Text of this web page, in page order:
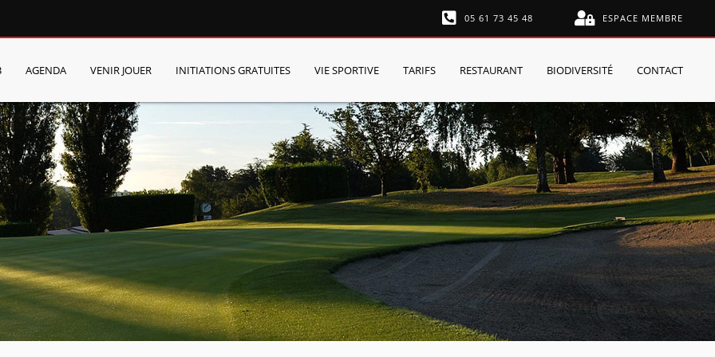
05 61 73 45 48 ESPACE MEMBRE
AGENDA VENIR JOUER INITIATIONS GRATUITES VIE SPORTIVE TARIFS RESTAURANT BIODIVERSITÉ CONTACT